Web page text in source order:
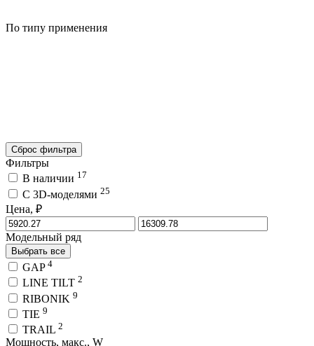
По типу применения
Сброс фильтра
Фильтры
В наличии 17
C 3D-моделями 25
Цена, ₽
Модельный ряд
Выбрать все
GAP 4
LINE TILT 2
RIBONIK 9
TIE 9
TRAIL 2
Мощность, макс., W